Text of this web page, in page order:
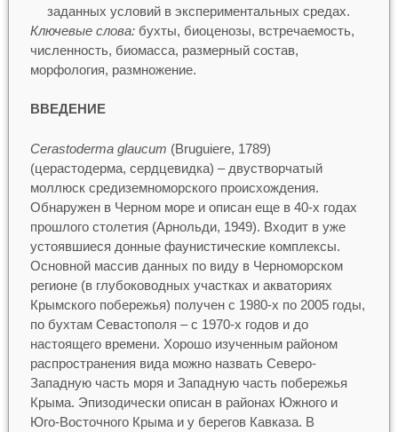
заданных условий в экспериментальных средах.
Ключевые слова:бухты, биоценозы, встречаемость,
численность, биомасса, размерный состав,
морфология, размножение.
ВВЕДЕНИЕ
Cerastoderma glaucum (Bruguiere, 1789)
(церастодерма, сердцевидка) – двустворчатый
моллюск средиземноморского происхождения.
Обнаружен в Черном море и описан еще в 40-х годах
прошлого столетия (Арнольди, 1949). Входит в уже
устоявшиеся донные фаунистические комплексы.
Основной массив данных по виду в Черноморском
регионе (в глубоководных участках и акваториях
Крымского побережья) получен с 1980-х по 2005 годы,
по бухтам Севастополя – с 1970-х годов и до
настоящего времени. Хорошо изученным районом
распространения вида можно назвать Северо-
Западную часть моря и Западную часть побережья
Крыма. Эпизодически описан в районах Южного и
Юго-Восточного Крыма и у берегов Кавказа. В